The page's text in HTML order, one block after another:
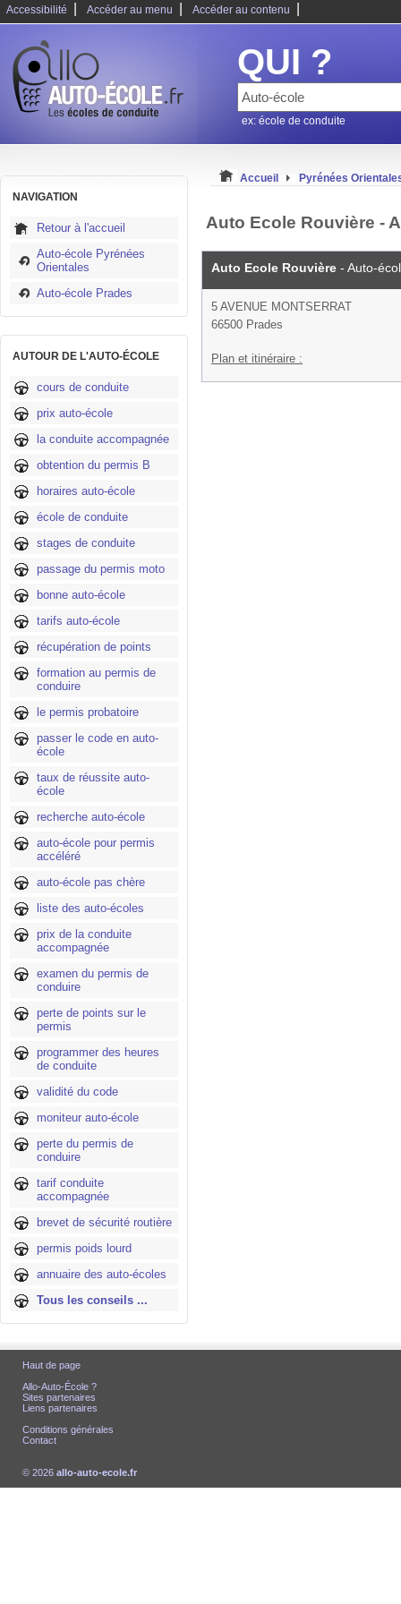
Accessibilité Accéder au menu Accéder au contenu
QUI ?
ex: école de conduite
NAVIGATION
Retour à l'accueil
Auto-école Pyrénées
Orientales
Auto-école Prades
AUTOUR DE L'AUTO-ÉCOLE
cours de conduite
prix auto-école
la conduite accompagnée
obtention du permis B
horaires auto-école
école de conduite
stages de conduite
passage du permis moto
bonne auto-école
tarifs auto-école
récupération de points
formation au permis de
conduire
le permis probatoire
passer le code en auto-
école
taux de réussite auto-
école
recherche auto-école
auto-école pour permis
accéléré
auto-école pas chère
liste des auto-écoles
prix de la conduite
accompagnée
examen du permis de
conduire
perte de points sur le
permis
programmer des heures
de conduite
validité du code
moniteur auto-école
perte du permis de
conduire
tarif conduite
accompagnée
brevet de sécurité routière
permis poids lourd
annuaire des auto-écoles
Tous les conseils ...
Accueil Pyrénées
Auto Ecole Rouvière -
Auto Ecole Rouvière - Auto-
5 AVENUE MONTSERRAT
66500 Prades
Plan et itinéraire :
Haut de page
Allo-Auto-École ?
Sites partenaires
Liens partenaires
Conditions générales
Contact
© 2026 allo-auto-ecole.fr